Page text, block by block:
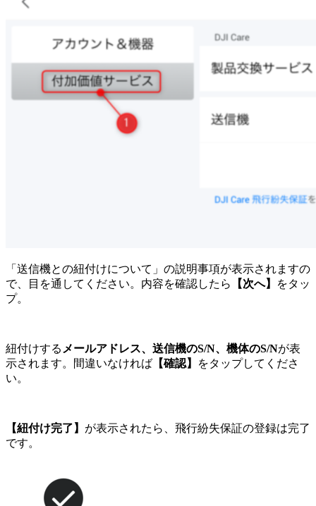
「送信機との紐付けについて」の説明事項が表示されますの
で、目を通してください。内容を確認したら
【次へ】
をタッ
プ。
紐付けする メールアドレス、送信機のS/N、機体のS/Nが表
示されます。間違いなければ 【確認】
をタップしてくださ
い。
【紐付け完了】 が表示されたら、飛行紛失保証の登録は完了
です。